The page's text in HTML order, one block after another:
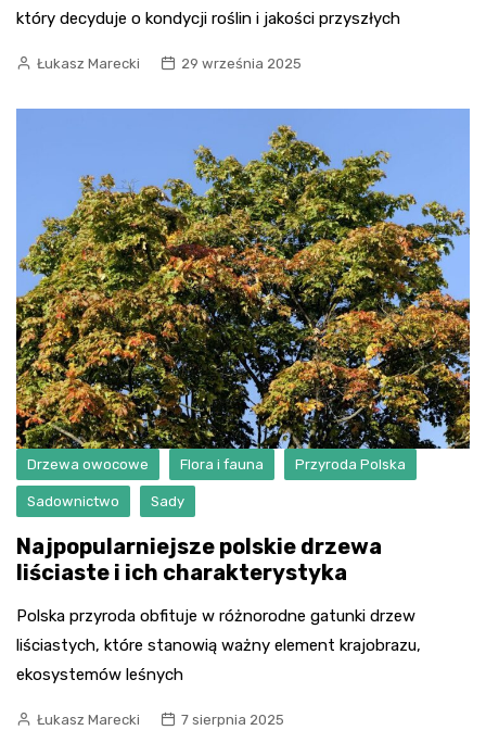
który decyduje o kondycji roślin i jakości przyszłych
Łukasz Marecki 29 września 2025
Drzewa owocowe Flora i fauna Przyroda Polska
Sadownictwo Sady
Najpopularniejsze polskie drzewa
liściaste i ich charakterystyka
Polska przyroda obfituje w różnorodne gatunki drzew
liściastych, które stanowią ważny element krajobrazu,
ekosystemów leśnych
Łukasz Marecki 7 sierpnia 2025